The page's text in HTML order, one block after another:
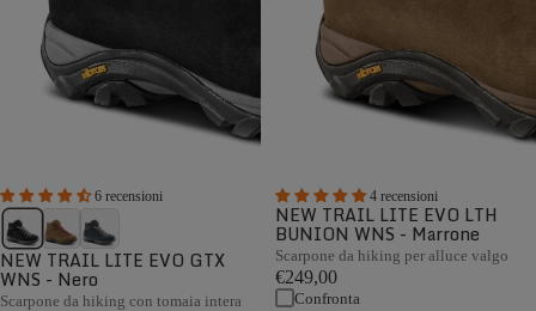
6 recensioni
NEW TRAIL LITE EVO GTX
WNS - Nero
Scarpone da hiking con tomaia intera
4 recensioni
NEW TRAIL LITE EVO LTH
BUNION WNS - Marrone
Scarpone da hiking per alluce valgo
€249,00
Confronta